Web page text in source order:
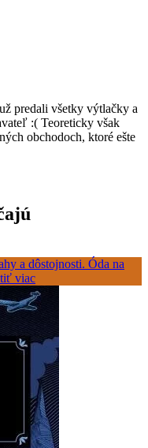
predali všetky výtlačky a
:( Teoreticky však
obchodoch, ktoré ešte